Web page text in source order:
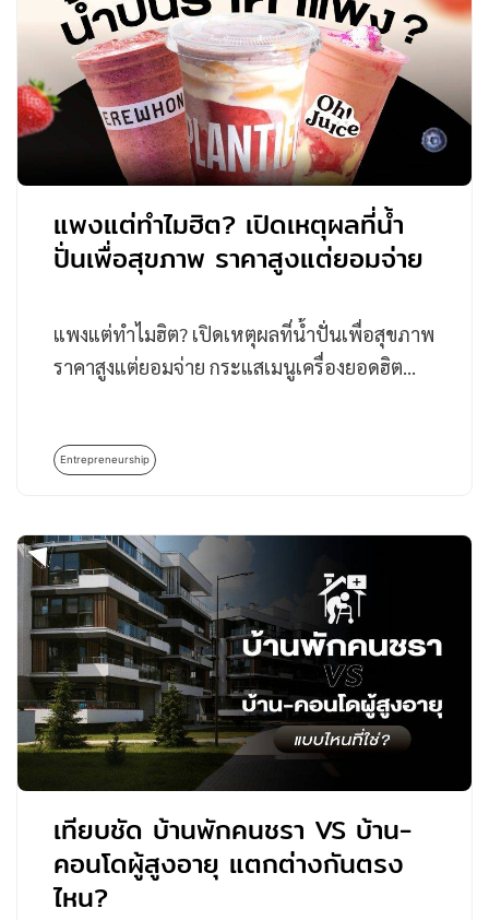
แพงแต่ทำไมฮิต? เปิดเหตุผลที่น้ำ
ปั่นเพื่อสุขภาพ ราคาสูงแต่ยอมจ่าย
แพงแต่ทำไมฮิต? เปิดเหตุผลที่น้ำปั่นเพื่อสุขภาพ
ราคาสูงแต่ยอมจ่าย กระแสเมนูเครื่องยอดฮิต…
Entrepreneurship
เทียบชัด บ้านพักคนชรา VS บ้าน-
คอนโดผู้สูงอายุ แตกต่างกันตรง
ไหน?